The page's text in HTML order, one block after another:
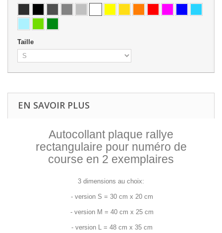
Taille
EN SAVOIR PLUS
Autocollant plaque rallye
rectangulaire pour numéro de
course en 2 exemplaires
3 dimensions au choix:
- version S = 30 cm x 20 cm
- version M = 40 cm x 25 cm
- version L = 48 cm x 35 cm